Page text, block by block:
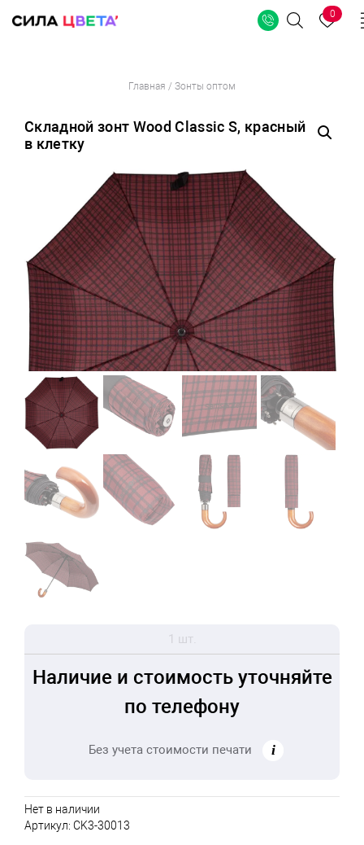
содержимому
Поиск
0
Главная / Зонты оптом
Складной зонт Wood Classic S, красный
в клетку
1 шт.
Наличие и стоимость уточняйте
по телефону
Без учета стоимости печати
Нет в наличии
Артикул: CK3-30013